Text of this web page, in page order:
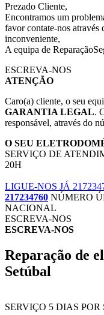
Prezado Cliente,
Encontramos um
favor contate-nos
inconveniente,
A equipa de
ESCREVA-NOS
ATENÇÃO
Caro(a) cliente, o seu
GARANTIA LEGAL.
responsável, através do
O SEU
SERVIÇO DE
20H
LIGUE-NOS JÁ
217234760 NÚMERO
NACIONAL
ESCREVA-NOS
ESCREVA-NOS
Reparação de
Setúbal
SERVIÇO 5 DIAS